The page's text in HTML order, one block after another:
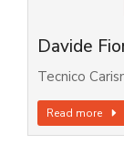
Davide
Tecnico
Read more